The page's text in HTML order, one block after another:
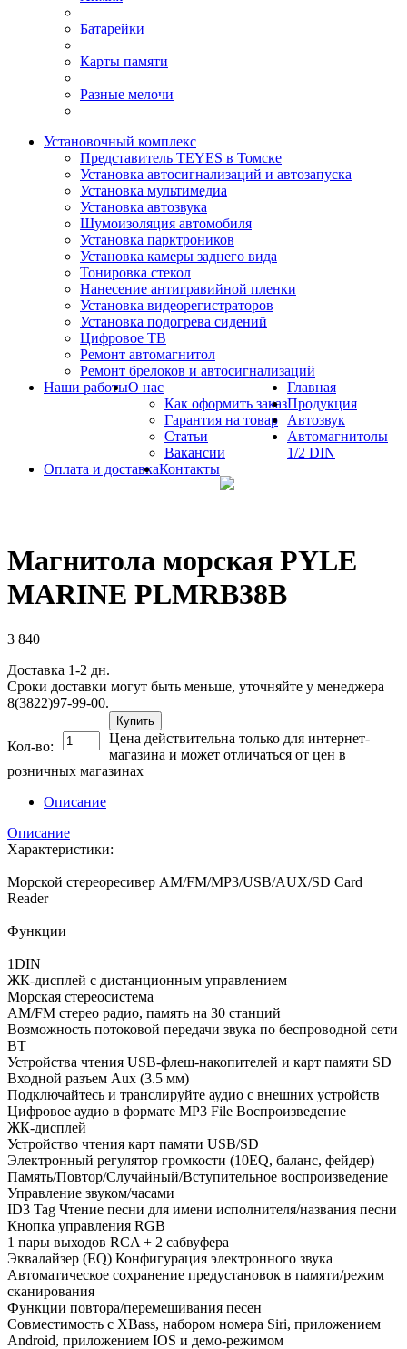
Батарейки
Карты памяти
Разные мелочи
Установочный комплекс
Представитель TEYES в Томске
Установка автосигнализаций и автозапуска
Установка мультимедиа
Установка автозвука
Шумоизоляция автомобиля
Установка парктроников
Установка камеры заднего вида
Тонировка стекол
Нанесение антигравийной пленки
Установка видеорегистраторов
Установка подогрева сидений
Цифровое ТВ
Ремонт автомагнитол
Ремонт брелоков и автосигнализаций
Наши работыО нас
Как оформить заказ
Гарантия на товар
Статьи
Вакансии
Оплата и доставкаКонтакты
Главная
Продукция
Автозвук
Автомагнитолы
1/2 DIN
Магнитола морская PYLE
MARINE PLMRB38B
3 840
Доставка 1-2 дн.
Сроки доставки могут быть меньше, уточняйте у менеджера
8(3822)97-99-00.
Кол-во:
Купить
Цена действительна только для интернет-
магазина и может отличаться от цен в
розничных магазинах
Описание
Описание
Характеристики:
Морской стереоресивер AM/FM/MP3/USB/AUX/SD Card
Reader
Функции
1DIN
ЖК-дисплей с дистанционным управлением
Морская стереосистема
AM/FM стерео радио, память на 30 станций
Возможность потоковой передачи звука по беспроводной сети
BT
Устройства чтения USB-флеш-накопителей и карт памяти SD
Входной разъем Aux (3.5 мм)
Подключайтесь и транслируйте аудио с внешних устройств
Цифровое аудио в формате MP3 File Воспроизведение
ЖК-дисплей
Устройство чтения карт памяти USB/SD
Электронный регулятор громкости (10EQ, баланс, фейдер)
Память/Повтор/Случайный/Вступительное воспроизведение
Управление звуком/часами
ID3 Tag Чтение песни для имени исполнителя/названия песни
Кнопка управления RGB
1 пары выходов RCA + 2 сабвуфера
Эквалайзер (EQ) Конфигурация электронного звука
Автоматическое сохранение предустановок в памяти/режим
сканирования
Функции повтора/перемешивания песен
Совместимость с XBass, набором номера Siri, приложением
Android, приложением IOS и демо-режимом